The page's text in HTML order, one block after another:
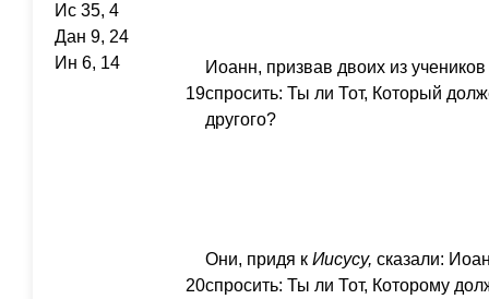
Ис 35, 4
Дан 9, 24
Ин 6, 14
19
Иоанн, призвав двоих из
спросить: Ты ли Тот, Который
другого?
20
Они, придя к Иисусу, сказали:
спросить: Ты ли Тот, Которому